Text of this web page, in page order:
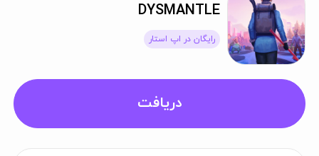
DYSMANTLE
رایگان در اپ استار
دریافت